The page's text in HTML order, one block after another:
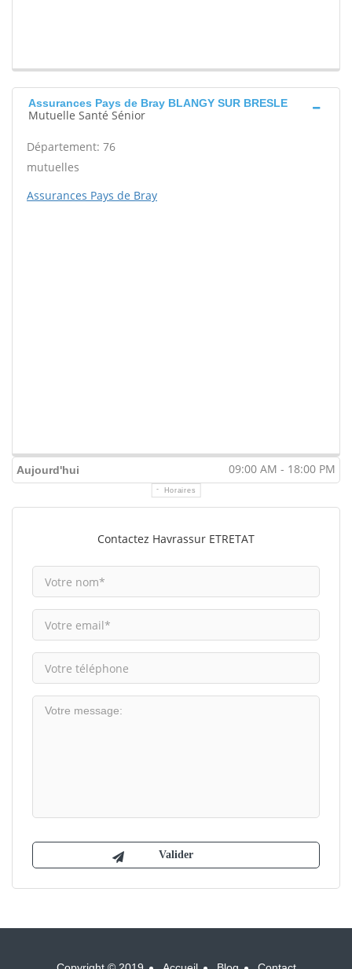
Assurances Pays de Bray BLANGY SUR BRESLE
Mutuelle Santé Sénior
Département: 76
mutuelles
Assurances Pays de Bray
Aujourd'hui 09:00 AM - 18:00 PM
Horaires
Contactez Havrassur ETRETAT